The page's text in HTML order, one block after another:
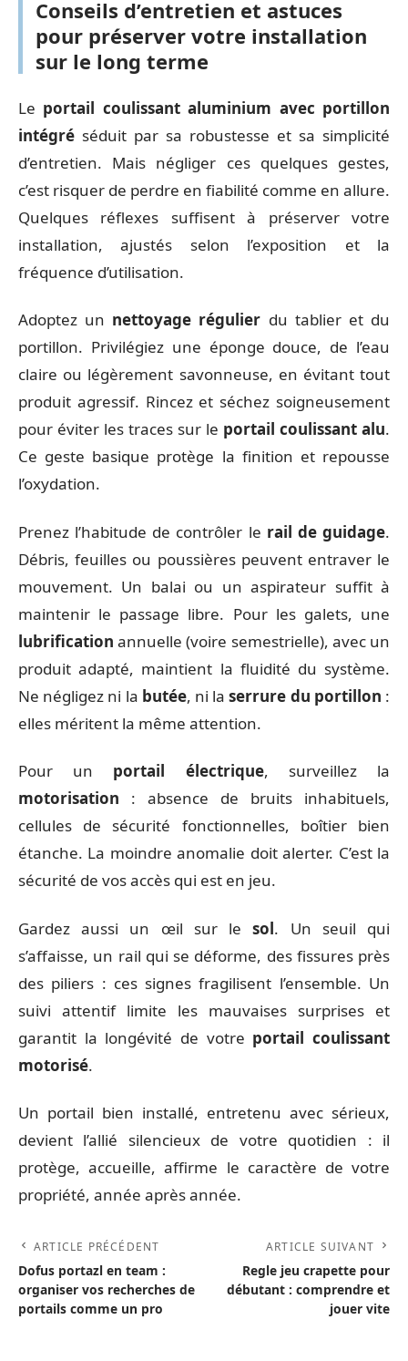
Conseils d’entretien et astuces
pour préserver votre installation
sur le long terme
Le portail coulissant aluminium avec portillon
intégré séduit par sa robustesse et sa simplicité
d’entretien. Mais négliger ces quelques gestes,
c’est risquer de perdre en fiabilité comme en allure.
Quelques réflexes suffisent à préserver votre
installation, ajustés selon l’exposition et la
fréquence d’utilisation.
Adoptez un nettoyage régulier du tablier et du
portillon. Privilégiez une éponge douce, de l’eau
claire ou légèrement savonneuse, en évitant tout
produit agressif. Rincez et séchez soigneusement
pour éviter les traces sur le portail coulissant alu.
Ce geste basique protège la finition et repousse
l’oxydation.
Prenez l’habitude de contrôler le rail de guidage.
Débris, feuilles ou poussières peuvent entraver le
mouvement. Un balai ou un aspirateur suffit à
maintenir le passage libre. Pour les galets, une
lubrification annuelle (voire semestrielle), avec un
produit adapté, maintient la fluidité du système.
Ne négligez ni la butée, ni laserrure du portillon :
elles méritent la même attention.
Pour un portail électrique, surveillez la
motorisation : absence de bruits inhabituels,
cellules de sécurité fonctionnelles, boîtier bien
étanche. La moindre anomalie doit alerter. C’est la
sécurité de vos accès qui est en jeu.
Gardez aussi un œil sur lesol. Un seuil qui
s’affaisse, un rail qui se déforme, des fissures près
des piliers : ces signes fragilisent l’ensemble. Un
suivi attentif limite les mauvaises surprises et
garantit la longévité de votre portail coulissant
motorisé.
Un portail bien installé, entretenu avec sérieux,
devient l’allié silencieux de votre quotidien : il
protège, accueille, affirme le caractère de votre
propriété, année après année.
ARTICLE PRÉCÉDENT
Dofus portazl en team :
organiser vos recherches de
portails comme un pro
ARTICLE SUIVANT
Regle jeu crapette pour
débutant : comprendre et
jouer vite